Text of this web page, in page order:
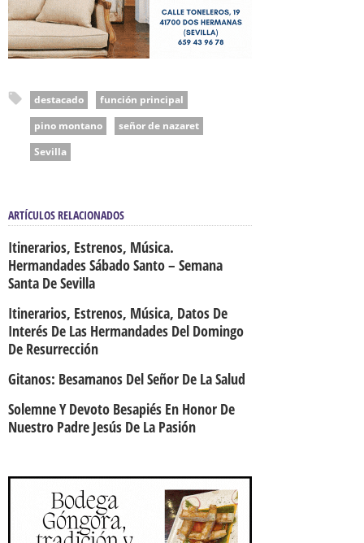
destacado
función principal
pino montano
señor de nazaret
Sevilla
ARTÍCULOS RELACIONADOS
Itinerarios, Estrenos, Música.
Hermandades Sábado Santo – Semana
Santa De Sevilla
Itinerarios, Estrenos, Música, Datos De
Interés De Las Hermandades Del Domingo
De Resurrección
Gitanos: Besamanos Del Señor De La Salud
Solemne Y Devoto Besapiés En Honor De
Nuestro Padre Jesús De La Pasión